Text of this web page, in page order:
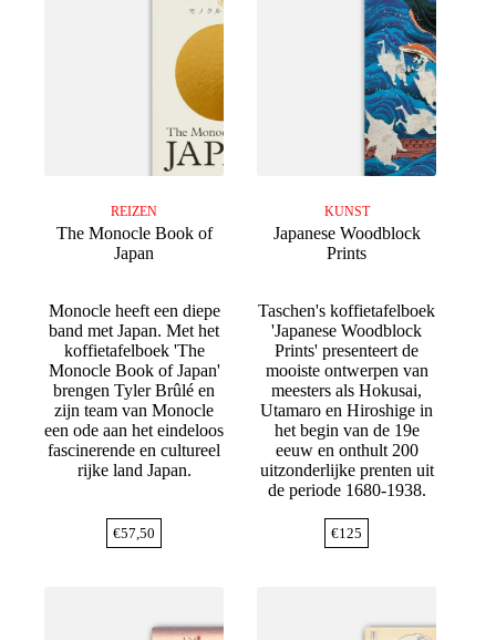
REIZEN
The Monocle Book of
Japan
Monocle heeft een diepe
band met Japan. Met het
koffietafelboek 'The
Monocle Book of Japan'
brengen Tyler Brûlé en
zijn team van Monocle
een ode aan het eindeloos
fascinerende en cultureel
rijke land Japan.
€57,50
KUNST
Japanese Woodblock
Prints
Taschen's koffietafelboek
'Japanese Woodblock
Prints' presenteert de
mooiste ontwerpen van
meesters als Hokusai,
Utamaro en Hiroshige in
het begin van de 19e
eeuw en onthult 200
uitzonderlijke prenten uit
de periode 1680-1938.
€125